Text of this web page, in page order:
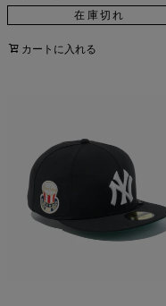
在庫切れ
カートに入れる